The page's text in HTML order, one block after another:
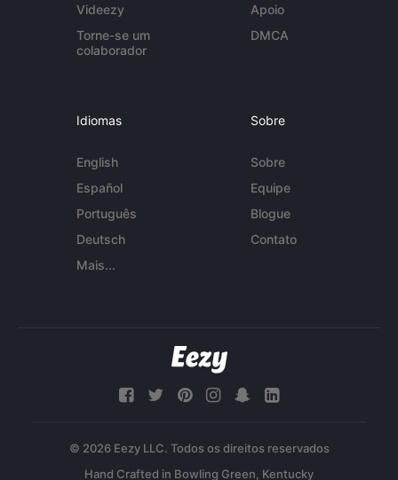
Videezy
Torne-se um
colaborador
Apoio
DMCA
Idiomas
English
Español
Português
Deutsch
Mais...
Sobre
Sobre
Equipe
Blogue
Contato
© 2026 Eezy LLC. Todos os direitos reservados